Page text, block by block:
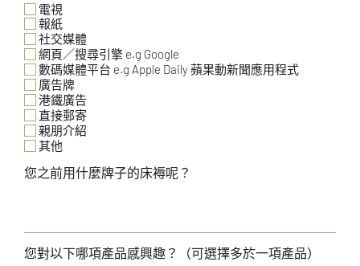
電視
報紙
社交媒體
網頁／搜尋引擎 e.g Google
數碼媒體平台 e.g Apple Daily 蘋果動新聞應用程式
廣告牌
港鐵廣告
直接郵寄
親朋介紹
其他
您之前用什麼牌子的床褥呢？
您對以下哪項產品感興趣？（可選擇多於一項產品）